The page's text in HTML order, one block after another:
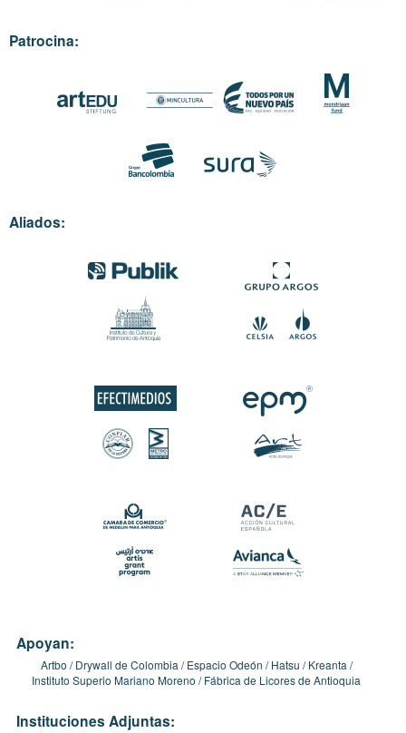
Patrocina:
Aliados:
Apoyan:
Artbo Drywall de Colombia Espacio Odeón Hatsu
Kreanta
Instituto Superio Mariano Moreno
Fábrica de Licores de Antioquia
Instituciones Adjuntas: